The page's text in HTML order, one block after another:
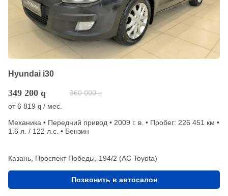
Hyundai i30
349 200 q 360 000 q
от6 819 q / мес.
Механика • Передний привод • 2009 г. в. • Пробег: 226 451 км •
1.6 л. / 122 л.с. • Бензин
Казань, Проспект Победы, 194/2 (АС Toyota)
Позвонить в автосалон